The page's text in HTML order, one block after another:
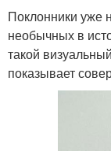
Поклонники уже
необычных в
такой
показывает